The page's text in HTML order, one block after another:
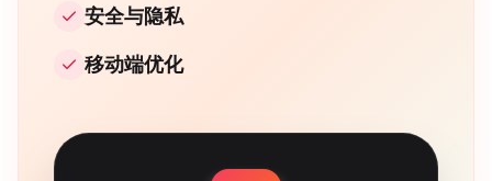
安全与隐私
移动端优化